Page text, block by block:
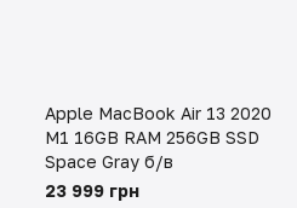
Apple MacBook Air 13 2020
M1 16GB RAM 256GB SSD
Space Gray б/в
23 999 грн